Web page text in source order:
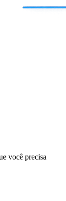
você precisa